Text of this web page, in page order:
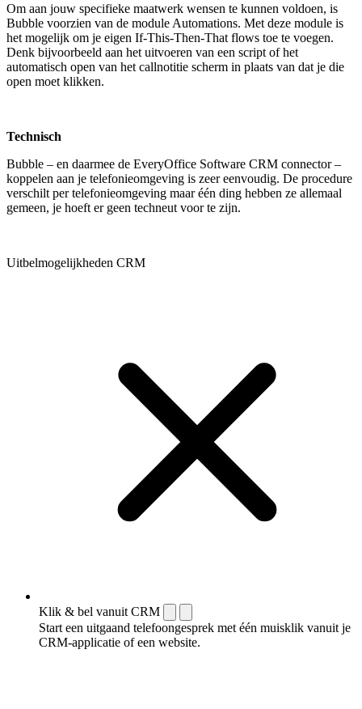
Om aan jouw specifieke maatwerk wensen te kunnen voldoen, is
Bubble voorzien van de module Automations. Met deze module is
het mogelijk om je eigen If-This-Then-That flows toe te voegen.
Denk bijvoorbeeld aan het uitvoeren van een script of het
automatisch open van het callnotitie scherm in plaats van dat je die
open moet klikken.
Technisch
Bubble – en daarmee de EveryOffice Software CRM connector –
koppelen aan je telefonieomgeving is zeer eenvoudig. De procedure
verschilt per telefonieomgeving maar één ding hebben ze allemaal
gemeen, je hoeft er geen techneut voor te zijn.
Uitbelmogelijkheden CRM
Klik & bel vanuit CRM
Start een uitgaand telefoongesprek met één muisklik vanuit je
CRM-applicatie of een website.